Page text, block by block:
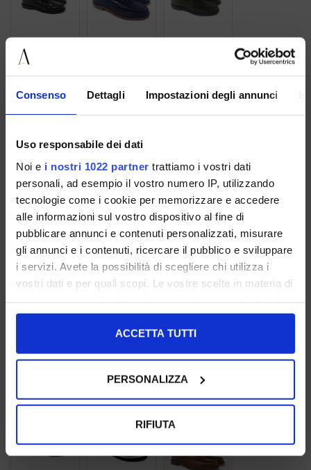
Consenso Dettagli Impostazioni degli annunci
Uso responsabile dei dati
Noi e i nostri 1022 partner trattiamo i vostri dati
personali, ad esempio il vostro numero IP, utilizzando
tecnologie come i cookie per memorizzare e accedere
alle informazioni sul vostro dispositivo al fine di
pubblicare annunci e contenuti personalizzati, misurare
gli annunci e i contenuti, ricercare il pubblico e sviluppare
i servizi. Avete la possibilità di scegliere chi utilizza i
vostri dati e per quali scopi. Le vostre scelte in materia di
in cui avete effettuato le vostre scelte. È possibile
modificare o revocare il proprio consenso in qualsiasi
momento dalla Dichiarazione sui cookie o facendo clic
Con il tuo consenso, vorremmo anche:
raccogliere informazioni sulla tua posizione
ACCETTA TUTTI
PERSONALIZZA
RIFIUTA
CUOIO MANDORLA PEPE
ZANTE
DOUBLE MUCCA BLU